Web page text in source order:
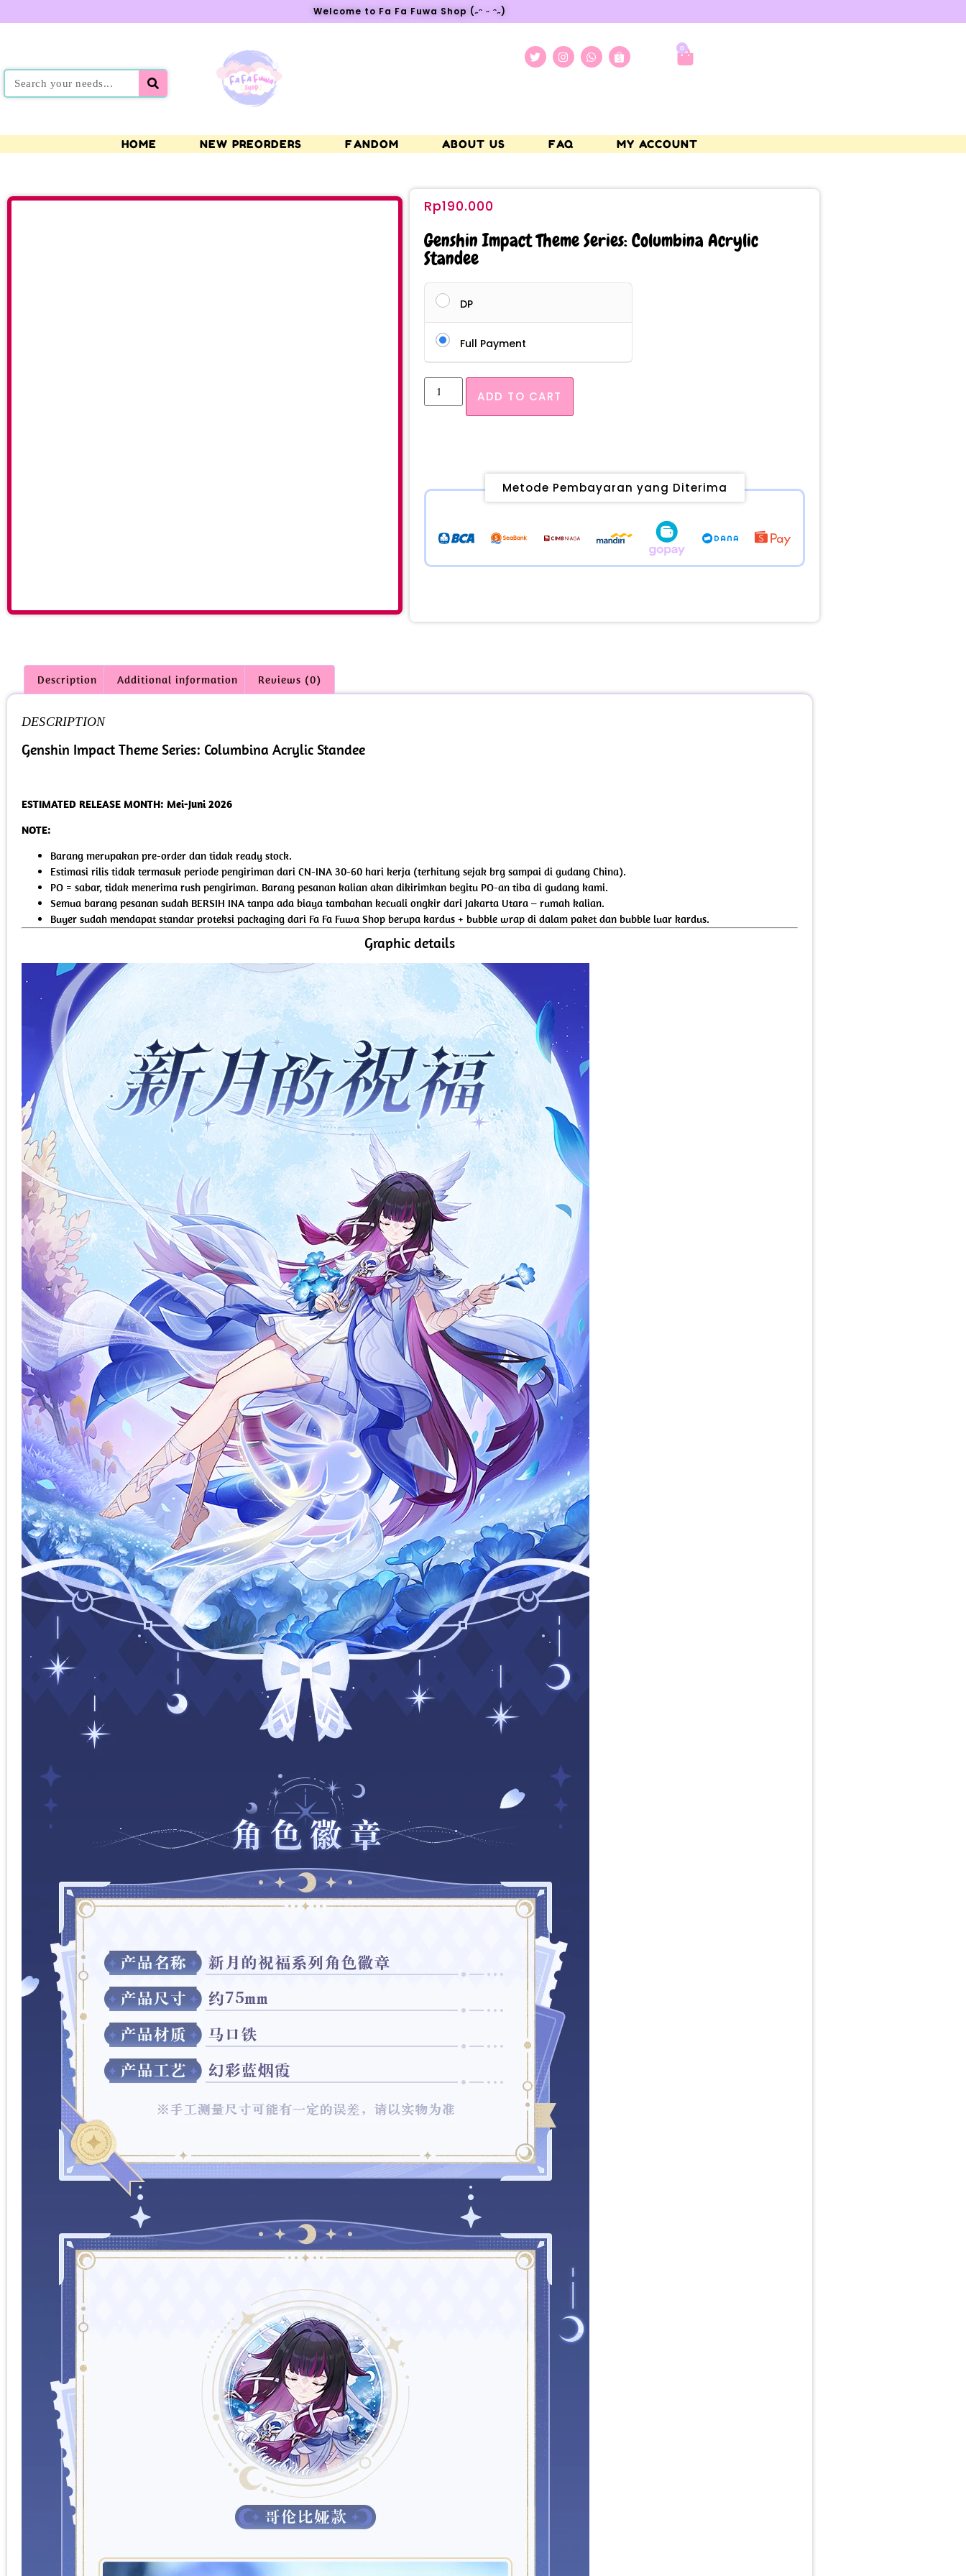
Welcome to Fa Fa Fuwa Shop (˶ᵔ ᵕ ᵔ˶)
0
HOME NEW PREORDERS FANDOM ABOUT US FAQ MY ACCOUNT
Rp190.000
Genshin Impact Theme Series: Columbina Acrylic
Standee
DP
Full Payment
ADD TO CART
Metode Pembayaran yang Diterima
Description Additional information Reviews (0)
DESCRIPTION
Genshin Impact Theme Series: Columbina Acrylic Standee
ESTIMATED RELEASE MONTH: Mei-Juni 2026
NOTE:
Barang merupakan pre-order dan tidak ready stock.
Estimasi rilis tidak termasuk periode pengiriman dari CN-INA 30-60 hari kerja (terhitung sejak brg sampai di gudang China).
PO = sabar, tidak menerima rush pengiriman. Barang pesanan kalian akan dikirimkan begitu PO-an tiba di gudang kami.
Semua barang pesanan sudah BERSIH INA tanpa ada biaya tambahan kecuali ongkir dari Jakarta Utara – rumah kalian.
Buyer sudah mendapat standar proteksi packaging dari Fa Fa Fuwa Shop berupa kardus + bubble wrap di dalam paket dan bubble luar kardus.
Graphic details